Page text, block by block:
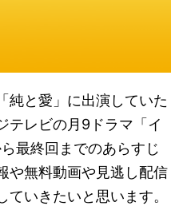
純と愛」に出演していた
テレビの月9ドラマ「イ
最終回までのあらすじ
や無料動画や見逃し配信
いきたいと思います。